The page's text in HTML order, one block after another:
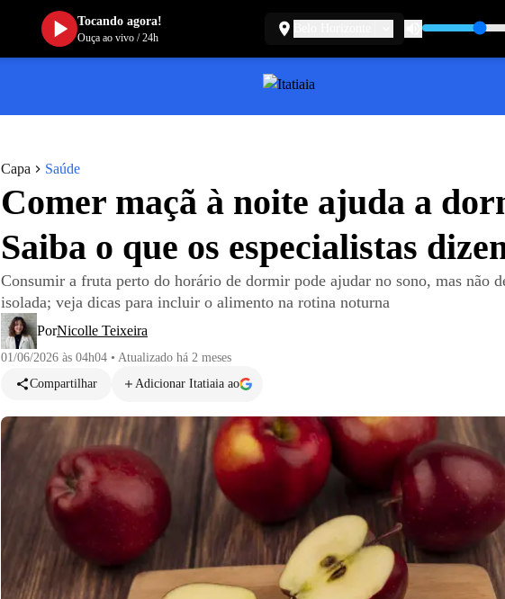
Capa Saúde
Comer maçã à noite ajuda a
Saiba o que os especialistas
Consumir a fruta perto do horário de dormir pode ajudar no sono, mas não
isolada; veja dicas para incluir o alimento na rotina noturna
PorNicolle Teixeira
01/06/2026 às 04h04 • Atualizado há 2 meses
Compartilhar
Adicionar Itatiaia ao
Tocando agora!
Ouça ao vivo/24h